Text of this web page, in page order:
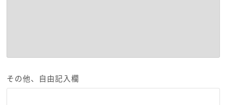
その他、自由記入欄